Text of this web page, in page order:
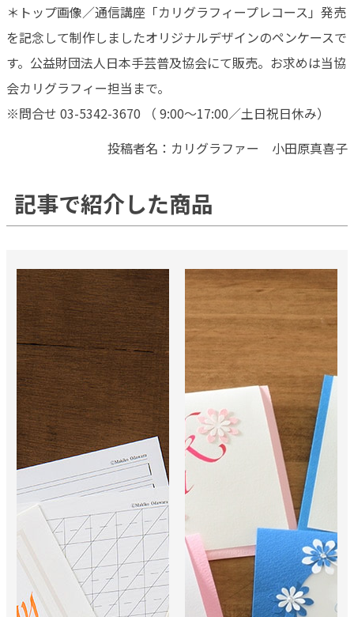
＊トップ画像／通信講座「カリグラフィープレコース」発売
を記念して制作しましたオリジナルデザインのペンケースで
す。公益財団法人日本手芸普及協会にて販売。お求めは当協
会カリグラフィー担当まで。
※問合せ 03-5342-3670 （ 9:00～17:00／土日祝日休み）
投稿者名：カリグラファー 小田原真喜子
記事で紹介した商品